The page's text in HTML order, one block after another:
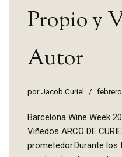
Propio y
Autor
porJacob Curiel
Barcelona Wine Week
Viñedos ARCO DE
prometedor.Durante